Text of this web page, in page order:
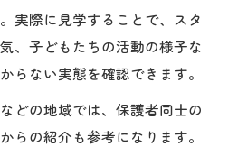
実際に見学することで、スタ
、子どもたちの活動の様子な
らない実態を確認できます。
どの地域では、保護者同士の
らの紹介も参考になります。